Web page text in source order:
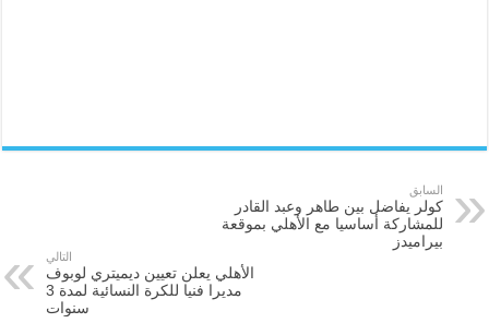
السابق
كولر يفاضل بين طاهر وعبد القادر
للمشاركة أساسيا مع الأهلي بموقعة
بيراميدز
التالي
الأهلي يعلن تعيين ديميتري لوبوف
مديرا فنيا للكرة النسائية لمدة 3
سنوات